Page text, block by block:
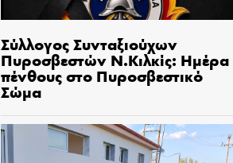
Σύλλογος Συνταξιούχων
Πυροσβεστών Ν.Κιλκίς: Ημέρα
πένθους στο Πυροσβεστικό
Σώμα